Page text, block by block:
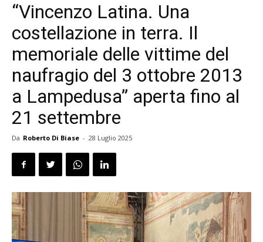
“Vincenzo Latina. Una
costellazione in terra. Il
memoriale delle vittime del
naufragio del 3 ottobre 2013
a Lampedusa” aperta fino al
21 settembre
Da Roberto Di Biase - 28 Luglio 2025